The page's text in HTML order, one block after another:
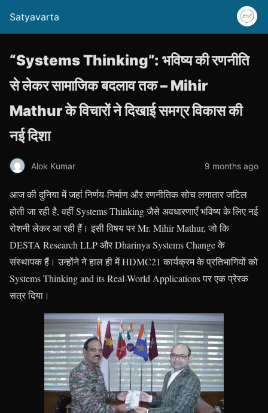
Satyavarta
“Systems Thinking”: भविष्य की रणनीति
से लेकर सामाजिक बदलाव तक – Mihir
Mathur के विचारों ने दिखाई समग्र विकास की
नई दिशा
Alok Kumar 9 months ago
आज की दुनिया में जहां निर्णय-निर्माण और रणनीतिक सोच लगातार जटिल
होती जा रही है, वहीं Systems Thinking जैसे अवधारणाएँ भविष्य के लिए नई
रोशनी लेकर आ रही हैं। इसी विषय पर Mr. Mihir Mathur, जो कि
DESTA Research LLP और Dharinya Systems Change के
संस्थापक हैं। उन्होंने ने हाल ही में HDMC21 कार्यक्रम के प्रतिभागियों को
Systems Thinking and its Real-World Applications पर एक प्रेरक
सत्र दिया।